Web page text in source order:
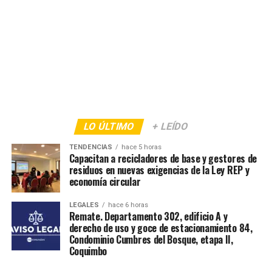
LO ÚLTIMO + LEÍDO
TENDENCIAS hace 5 horas
Capacitan a recicladores de base y gestores de
residuos en nuevas exigencias de la Ley REP y
economía circular
LEGALES hace 6 horas
Remate. Departamento 302, edificio A y
derecho de uso y goce de estacionamiento 84,
Condominio Cumbres del Bosque, etapa II,
Coquimbo